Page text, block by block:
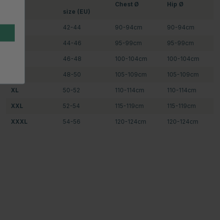
size (EU)
Chest Ø Hip Ø
42-44 90-94cm 90-94cm
S 44-46 95-99cm 95-99cm
46-48 100-104cm 100-104cm
48-50 105-109cm 105-109cm
XL 50-52 110-114cm 110-114cm
XXL 52-54 115-119cm 115-119cm
XXXL 54-56 120-124cm 120-124cm